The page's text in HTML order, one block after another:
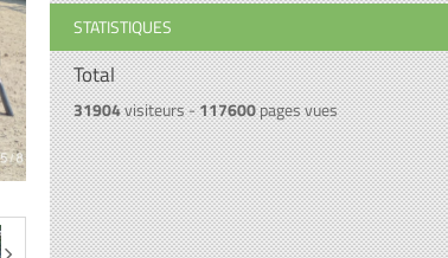
STATISTIQUES
Total
31904visiteurs -117600pages vues